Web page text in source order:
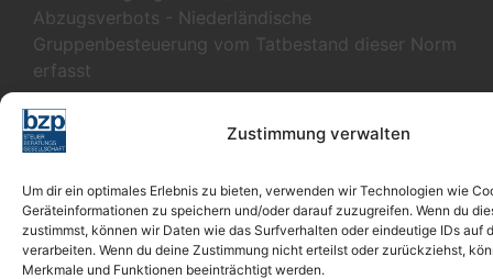
Zustimmung verwalten
Um dir ein optimales Erlebnis zu bieten, verwenden wir Technologien wie
Geräteinformationen zu speichern und/oder darauf zuzugreifen. Wenn du
zustimmst, können wir Daten wie das Surfverhalten oder eindeutige IDs auf
verarbeiten. Wenn du deine Zustimmung nicht erteilst oder zurückziehst,
Merkmale und Funktionen beeinträchtigt werden.
Abzugsverbots - Niederländische
Gruppenbesteuerung vom Tatbestand dieser Norm
erfasst
JOBS bei bzp
Steuerfachwirt/Steuerfachangestellter
Wir suchen für Nürnberg einen Steuerfachwirt/
Steuefachangestellter (m/w/d) in Vollzeit.
mehr erfahren